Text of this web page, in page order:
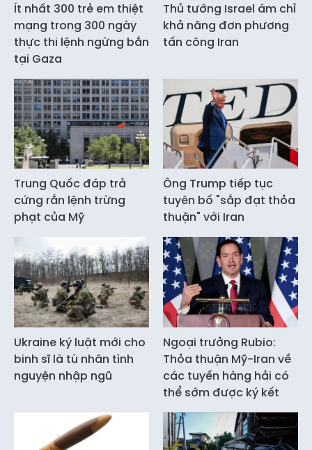
Ít nhất 300 trẻ em thiệt
mạng trong 300 ngày
thực thi lệnh ngừng bắn
tại Gaza
Thủ tướng Israel ám chỉ
khả năng đơn phương
tấn công Iran
Trung Quốc đáp trả
cứng rắn lệnh trừng
phạt của Mỹ
Ông Trump tiếp tục
tuyên bố "sắp đạt thỏa
thuận" với Iran
Ukraine ký luật mới cho
binh sĩ là tù nhân tình
nguyện nhập ngũ
Ngoại trưởng Rubio:
Thỏa thuận Mỹ-Iran về
các tuyến hàng hải có
thể sớm được ký kết